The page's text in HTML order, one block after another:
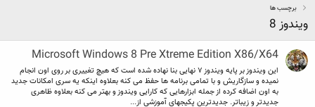
برچسب ها
ویندوز 8
Microsoft Windows 8 Pre Xtreme Edition X86/X64
این ویندوز بر پایه ویندوز ٧ نهایی بنا نهاده شده است که هیچ تغییری بر روی اون انجام
نمیده و سازگاریش و با تمامی برنامه ها حفظ می کنه بعلاوه اینکه یه سری امکانات جدید
به اون اضافه کرده از جمله ابزارهایی که کارایی ویندوز و بهتر می کنه بعلاوه ظاهری
جدیدتر و زیباتر. جدیدترین پکیجهای آموزشی از...